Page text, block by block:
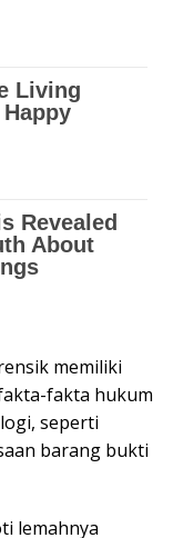
memiliki
fakta hukum
seperti
barang bukti
lemahnya